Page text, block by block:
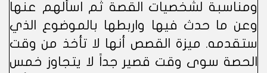
ومناسبة لشخصيات القصة ثم اسألهم عنها
وعن ما حدث فيها واربطها بالموضوع الذي
ستقدمه. ميزة القصص أنها لا تأخذ من وقت
الحصة سوى وقت قصير جداً لا يتجاوز خمس